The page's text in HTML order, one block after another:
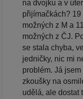
na dvojku a v
přijímačkách? 19
možných z M a
možných z ČJ.
se stala chyba,
jedničky, nic mi
problém. Já
zkoušky na
udělá, ale dostat